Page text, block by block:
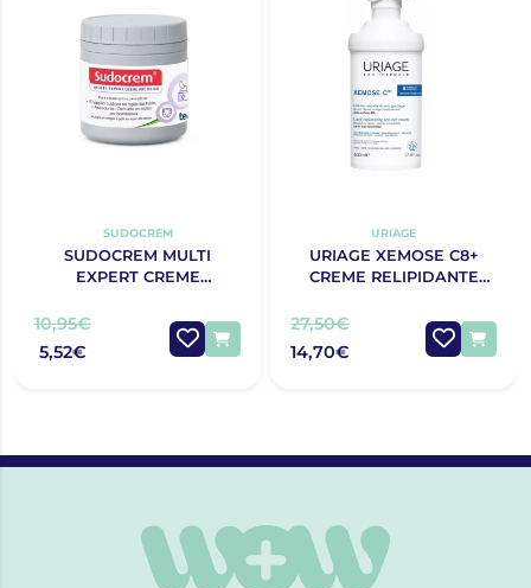
SUDOCREM
SUDOCREM MULTI
EXPERT CREME
10,95€
5,52€
URIAGE
URIAGE XEMOSE C8+
CREME RELIPIDANTE
27,50€
14,70€